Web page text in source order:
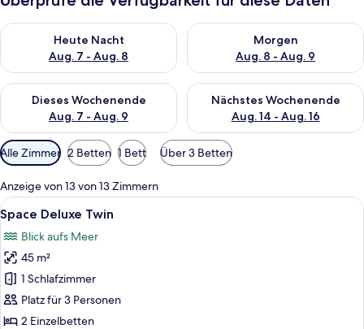
Heute Nacht
Aug. 7 - Aug. 8
Überprüfe die Verfügbarkeit für heute Nacht, Aug. 7 - Aug. 8.
Morgen
Aug. 8 - Aug. 9
Überprüfe die Verfügbarkeit
Dieses Wochenende
Aug. 7 - Aug. 9
Überprüfe die Verfügbarkeit für dieses Wochenende, Aug. 7
Nächstes Wochenende
Aug. 14 - Aug. 16
Überprüfe die Verfügbarkeit
Verfügbare
Filter
für
Zimmer
Alle Zimmer 2 Betten 1 Bett Über 3 Betten
Anzeige von 13 von 13 Zimmern
Alle
Fotos
für
Space
Deluxe
Twin
anzeigen
Ein modernes Hotelzimmer mit zwei
7
Space Deluxe Twin
Blick aufs Meer
45 m²
1 Schlafzimmer
Platz für 3 Personen
2 Einzelbetten